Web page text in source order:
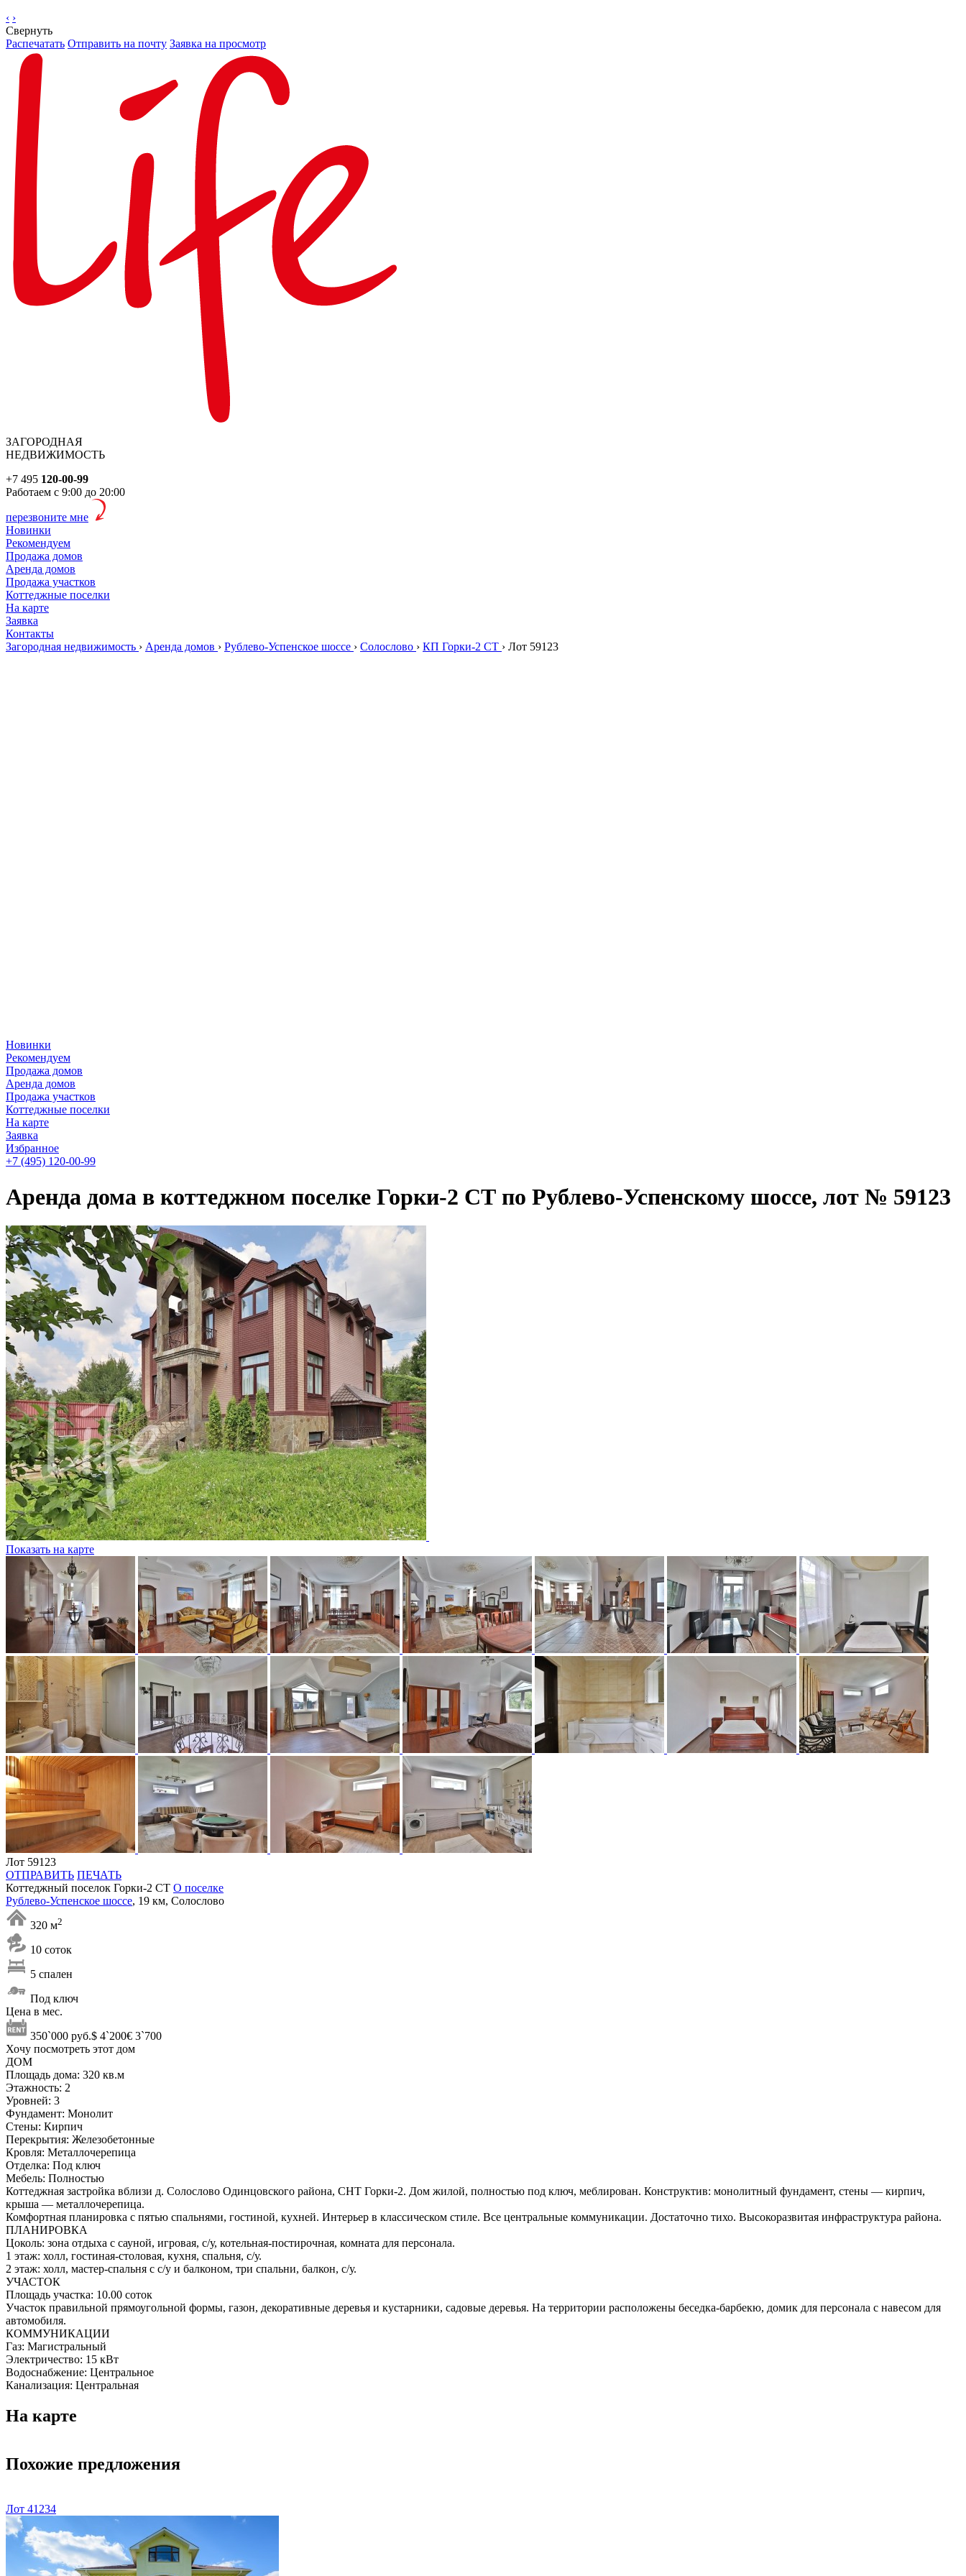
‹ ›
Свернуть
Распечатать Отправить на почту Заявка на просмотр
ЗАГОРОДНАЯ
НЕДВИЖИМОСТЬ
+7 495 120-00-99
Работаем с 9:00 до 20:00
перезвоните мне
Новинки
Рекомендуем
Продажа домов
Аренда домов
Продажа участков
Коттеджные поселки
На карте
Заявка
Контакты
Загородная недвижимость › Аренда домов › Рублево-Успенское шоссе › Солослово › КП Горки-2 СТ › Лот 59123
Новинки
Рекомендуем
Продажа домов
Аренда домов
Продажа участков
Коттеджные поселки
На карте
Заявка
Избранное
+7 (495) 120-00-99
Аренда дома в коттеджном поселке Горки-2 СТ по Рублево-Успенскому шоссе, лот № 59123
Показать на карте
Лот 59123
ОТПРАВИТЬ ПЕЧАТЬ
Коттеджный поселок Горки-2 СТ О поселке
Рублево-Успенское шоссе, 19 км, Солослово
320 м2
10 соток
5 спален
Под ключ
Цена в мес.
350`000 руб.$ 4`200€ 3`700
Хочу посмотреть этот дом
ДОМ
Площадь дома: 320 кв.м
Этажность: 2
Уровней: 3
Фундамент: Монолит
Стены: Кирпич
Перекрытия: Железобетонные
Кровля: Металлочерепица
Отделка: Под ключ
Мебель: Полностью
Коттеджная застройка вблизи д. Солослово Одинцовского района, СНТ Горки-2. Дом жилой, полностью под ключ, меблирован. Конструктив: монолитный фундамент, стены — кирпич,
крыша — металлочерепица.
Комфортная планировка с пятью спальнями, гостиной, кухней. Интерьер в классическом стиле. Все центральные коммуникации. Достаточно тихо. Высокоразвитая инфраструктура района.
ПЛАНИРОВКА
Цоколь: зона отдыха с сауной, игровая, с/у, котельная-постирочная, комната для персонала.
1 этаж: холл, гостиная-столовая, кухня, спальня, с/у.
2 этаж: холл, мастер-спальня с с/у и балконом, три спальни, балкон, с/у.
УЧАСТОК
Площадь участка: 10.00 соток
Участок правильной прямоугольной формы, газон, декоративные деревья и кустарники, садовые деревья. На территории расположены беседка-барбекю, домик для персонала с навесом для
автомобиля.
КОММУНИКАЦИИ
Газ: Магистральный
Электричество: 15 кВт
Водоснабжение: Центральное
Канализация: Центральная
На карте
Похожие предложения
Лот 41234